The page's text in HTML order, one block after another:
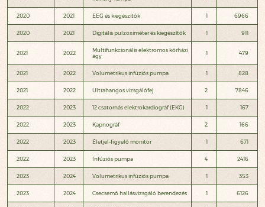
2020 2021 EEG és kiegészítők 1 6966
2020 2021 Digitális pulzoximéter és kiegészítők 1 911
2021 2022
Multifunkcionális elektromos kórházi
ágy
1 479
2021 2022 Volumetrikus infúziós pumpa 1 828
2021 2022 Ultrahangos vizsgálófej 2 7846
2022 2023 12 csatornás elektrokardiográf (EKG) 1 167
2022 2023 Kapnográf 2 166
2022 2023 Életjel-figyelő monitor 1 671
2022 2023 Infúziós pumpa 4 2416
2023 2024 Volumetrikus infúziós pumpa 1 353
2023 2024 Csecsemő hallásvizsgáló berendezés 1 6126